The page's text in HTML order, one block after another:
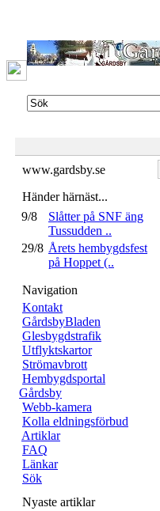
www.gardsby.se
Händer härnäst...
9/8
Slåtter på SNF äng
Tussudden ..
29/8 Årets hembygdsfest
på Hoppet (..
Navigation
Kontakt
GårdsbyBladen
Glesbygdstrafik
Utflyktskartor
Strömavbrott
Hembygdsportal
Gårdsby
Webb-kamera
Kolla eldningsförbud
Artiklar
FAQ
Länkar
Sök
Nyaste artiklar